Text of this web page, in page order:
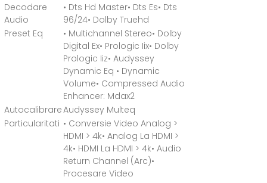
Decodare
Audio
• Dts Hd Master• Dts Es• Dts
96/24• Dolby Truehd
Preset Eq
• Multichannel Stereo• Dolby
Digital Ex• Prologic Iix• Dolby
Prologic Iiz• Audyssey
Dynamic Eq • Dynamic
Volume• Compressed Audio
Enhancer: Mdax2
AutocalibrareAudyssey Multeq
Particularitati • Conversie Video Analog >
HDMI > 4k• Analog La HDMI >
4k• HDMI La HDMI > 4k• Audio
Return Channel (Arc)•
Procesare Video